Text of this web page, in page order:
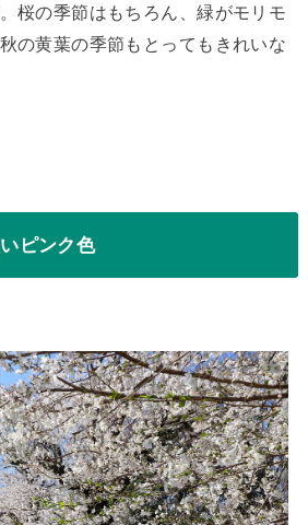
桜の季節はもちろん、緑がモリモ
の黄葉の季節もとってもきれいな
ピンク色